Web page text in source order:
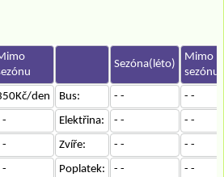
Sezóna(léto)
Mimo
sezónu
den Bus: - -
- -
- Elektřina: - -
- -
- Zvíře: - -
- -
- Poplatek: - -
- -